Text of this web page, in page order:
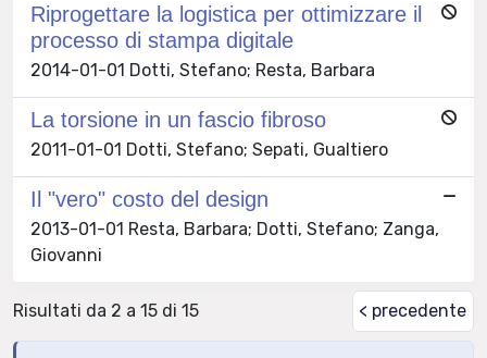
Riprogettare la logistica per ottimizzare il
processo di stampa digitale
2014-01-01 Dotti, Stefano; Resta, Barbara
La torsione in un fascio fibroso
2011-01-01 Dotti, Stefano; Sepati, Gualtiero
Il "vero" costo del design
2013-01-01 Resta, Barbara; Dotti, Stefano; Zanga,
Giovanni
Risultati da 2 a 15 di 15 < precedente